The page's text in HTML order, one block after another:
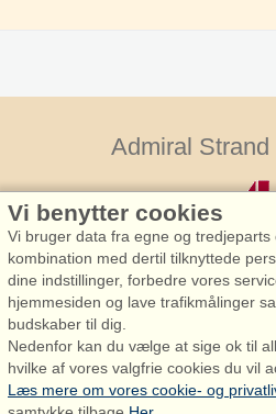
Admiral
Houstrupvej
6830 Nørre
Vi benytter cookies
Vi bruger data fra egne og
kombination med dertil tilknyttede
dine indstillinger, forbedre vores
hjemmesiden og lave trafikmålinger
budskaber til dig.
Nedenfor kan du vælge at sige ok til
hvilke af vores valgfrie cookies du vil
Læs mere om vores cookie- og